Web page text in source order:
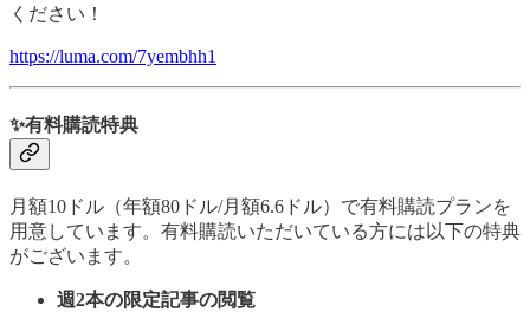
ください！
https://luma.com/7yembhh1
✨有料購読特典
月額10ドル（年額80ドル/月額6.6ドル）で有料購読プランを
用意しています。有料購読いただいている方には以下の特典
がございます。
週2本の限定記事の閲覧